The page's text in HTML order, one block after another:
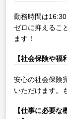
勤務時間は
ゼロに抑えるこ
ます！
【社会保険や福
安心の社会保険
いただけます。
【仕事に必要